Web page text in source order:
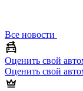
Все новости
Оценить свой
Оценить свой